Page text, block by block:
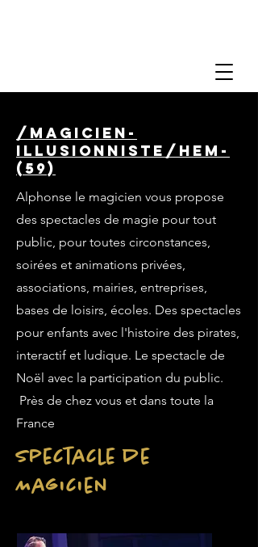
/magicien-
illusionniste/hem-
(59)
Alphonse le magicien vous propose
des spectacles de magie pour tout
public, pour toutes circonstances,
soirées et animations privées,
associations, mairies, entreprises,
bases de loisirs, écoles. Des spectacles
pour enfants avec l'histoire des pirates,
interactif et ludique. Le spectacle de
Noël avec la participation du public.
Près de chez vous et dans toute la
France
Spectacle de
Magicien